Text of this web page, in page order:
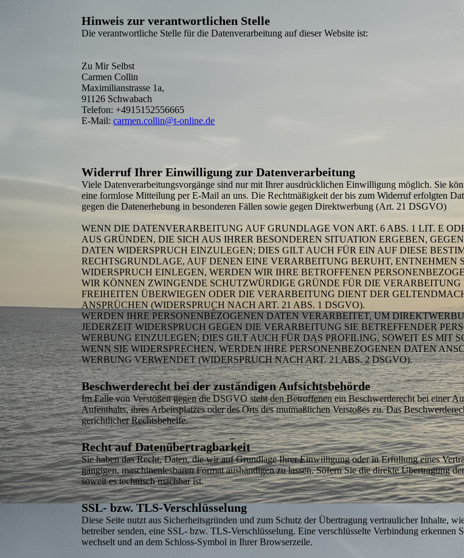
Hinweis zur verantwortlichen Stelle
Die verantwortliche Stelle für die Datenverarbeitung auf dieser Website ist:
Zu Mir Selbst
Carmen Collin
Maximilianstrasse 1a,
91126 Schwabach
Telefon: +4915152556665
E-Mail:carmen.collin@t-online.de
Widerruf Ihrer Einwilligung zur Datenverarbeitung
Viele Daten­verarbeitungs­vorgänge sind nur mit Ihrer ausdrücklichen Einwilligung möglich. Sie
eine formlose Mitteilung per E-Mail an uns. Die Rechtmäßigkeit der bis zum Widerruf erfolgten
gegen die Datenerhebung in besonderen Fällen sowie gegen Direktwerbung (Art. 21 DSGVO)
WENN DIE DATEN­VERARBEITUNG AUF GRUNDLAGE VON ART. 6 ABS. 1 LIT. E
AUS GRÜNDEN, DIE SICH AUS IHRER BESONDEREN SITUATION ERGEBEN,
DATEN WIDERSPRUCH EINZULEGEN; DIES GILT AUCH FÜR EIN AUF DIESE
RECHTS­GRUNDLAGE, AUF DENEN EINE VERARBEITUNG BERUHT, ENTNEHMEN
WIDERSPRUCH EINLEGEN, WERDEN WIR IHRE BETROFFENEN
WIR KÖNNEN ZWINGENDE SCHUTZWÜRDIGE GRÜNDE FÜR DIE
FREIHEITEN ÜBERWIEGEN ODER DIE VERARBEITUNG DIENT DER
ANSPRÜCHEN (WIDERSPRUCH NACH ART. 21 ABS. 1 DSGVO).
WERDEN IHRE PERSONEN­BEZOGENEN DATEN VERARBEITET, UM
JEDERZEIT WIDERSPRUCH GEGEN DIE VERARBEITUNG SIE BETREFFENDER
WERBUNG EINZULEGEN; DIES GILT AUCH FÜR DAS PROFILING, SOWEIT ES MIT
WENN SIE WIDERSPRECHEN, WERDEN IHRE PERSONEN­BEZOGENEN DATEN
WERBUNG VERWENDET (WIDERSPRUCH NACH ART. 21 ABS. 2 DSGVO).
Beschwerde­recht bei der zuständigen Aufsichtsbehörde
Im Falle von Verstößen gegen die DSGVO steht den Betroffenen ein Beschwerde­recht bei einer
Aufenthalts, ihres Arbeitsplatzes oder des Orts des mutmaßlichen Verstoßes zu. Das
gericht­licher Rechts­behelfe.
Recht auf Daten­über­tragbar­keit
Sie haben das Recht, Daten, die wir auf Grundlage Ihrer Einwilligung oder in Erfüllung eines
gängigen, maschinen­lesbaren Format aushändigen zu lassen. Sofern Sie die direkte Übertragung
soweit es technisch machbar ist.
SSL- bzw. TLS-Verschlüsselung
Diese Seite nutzt aus Sicherheitsgründen und zum Schutz der Übertragung vertraulicher Inhalte,
betreiber senden, eine SSL- bzw. TLS-Verschlüsselung. Eine verschlüsselte Verbindung erkennen
wechselt und an dem Schloss-Symbol in Ihrer Browserzeile.